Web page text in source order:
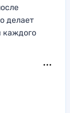
делает
каждого